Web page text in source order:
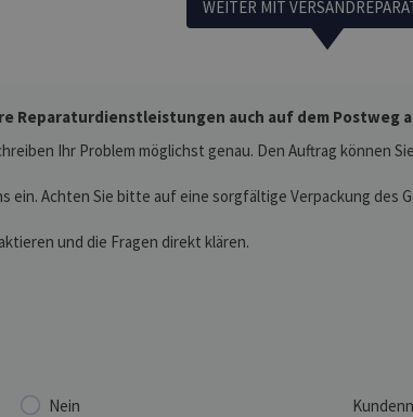
WEITER MIT
Reparaturdienstleistungen auch auf dem Postweg
Ihr Problem möglichst genau. Den Auftrag können
ein. Achten Sie bitte auf eine sorgfältige Verpackung des
und die Fragen direkt klären.
Nein